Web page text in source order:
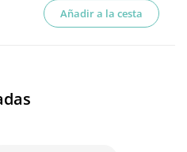
Añadir a la cesta